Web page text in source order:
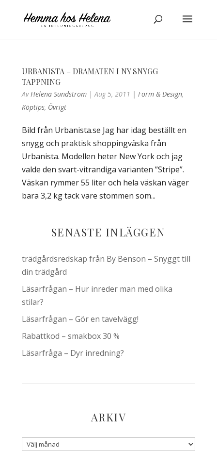
URBANISTA – DRAMATEN I NY SNYGG
TAPPNING
AvHelena Sundström|Aug 5, 2011 | Form & Design,
Köptips, Övrigt
Bild från Urbanista.se Jag har idag beställt en
snygg och praktisk shoppingväska från
Urbanista. Modellen heter New York och jag
valde den svart-vitrandiga varianten ”Stripe”.
Väskan rymmer 55 liter och hela väskan väger
bara 3,2 kg tack vare stommen som...
SENASTE INLÄGGEN
trädgårdsredskap från By Benson – Snyggt till
din trädgård
Läsarfrågan – Hur inreder man med olika
stilar?
Läsarfrågan – Gör en tavelvägg!
Rabattkod – smakbox 30 %
Läsarfråga – Dyr inredning?
ARKIV